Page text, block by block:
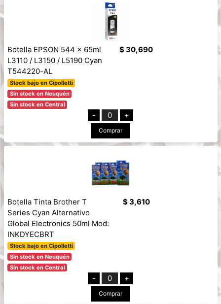
Botella EPSON 544 x 65ml
L3110 / L3150 / L5190 Cyan
T544220-AL
Stock bajo en Cipolletti
Sin stock en Neuquén
Sin stock en Central
$ 30,690
- 0 +
Comprar
Botella Tinta Brother T
Series Cyan Alternativo
Global Electronics 50ml Mod:
INKDYECBRT
Stock bajo en Cipolletti
Sin stock en Neuquén
Sin stock en Central
$ 3,610
- 0 +
Comprar